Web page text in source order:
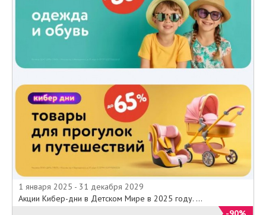
1 января 2025 - 31 декабря 2029
Акции Кибер-дни в Детском Мире в 2025 году. ...